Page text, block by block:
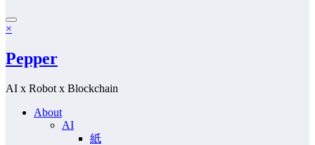
×
Pepper
AI x Robot x Blockchain
About
AI
紙